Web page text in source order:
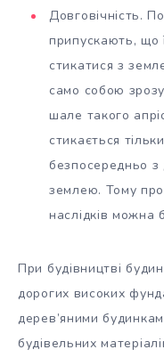
Довговічність.
припускають, що
стикатися з
само собою
шале такого
стикається
безпосередньо
землею. Тому про
наслідків можна
При будівництві
дорогих високих
дерев’яними
будівельних